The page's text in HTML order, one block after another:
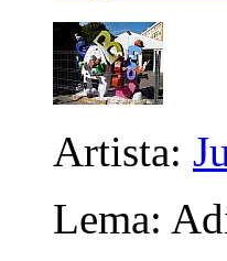
Artista:
Lema: